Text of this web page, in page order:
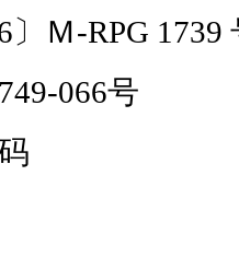
Ｍ-RPG 1739
066号